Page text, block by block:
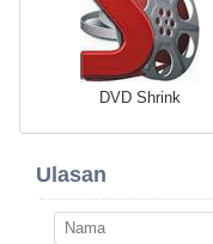
DVD Shrink
Ulasan